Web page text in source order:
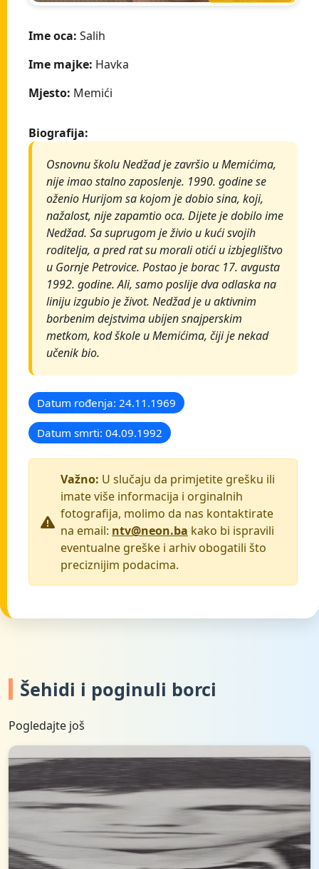
Ime oca: Salih
Ime majke: Havka
Mjesto: Memići
Biografija:
Osnovnu školu Nedžad je završio u Memićima,
nije imao stalno zaposlenje. 1990. godine se
oženio Hurijom sa kojom je dobio sina, koji,
nažalost, nije zapamtio oca. Dijete je dobilo ime
Nedžad. Sa suprugom je živio u kući svojih
roditelja, a pred rat su morali otići u izbjeglištvo
u Gornje Petrovice. Postao je borac 17. avgusta
1992. godine. Ali, samo poslije dva odlaska na
liniju izgubio je život. Nedžad je u aktivnim
borbenim dejstvima ubijen snajperskim
metkom, kod škole u Memićima, čiji je nekad
učenik bio.
Datum rođenja: 24.11.1969
Datum smrti: 04.09.1992
Važno: U slučaju da primjetite grešku ili
imate više informacija i orginalnih
fotografija, molimo da nas kontaktirate
na email: ntv@neon.ba kako bi ispravili
eventualne greške i arhiv obogatili što
preciznijim podacima.
Šehidi i poginuli borci
Pogledajte još